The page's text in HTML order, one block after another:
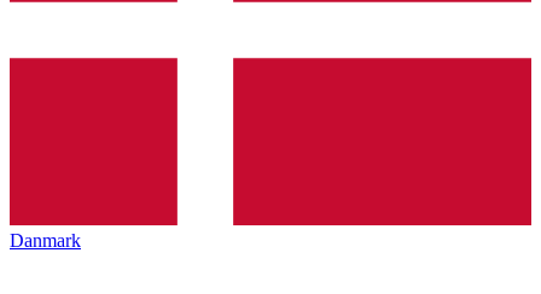
Danmark